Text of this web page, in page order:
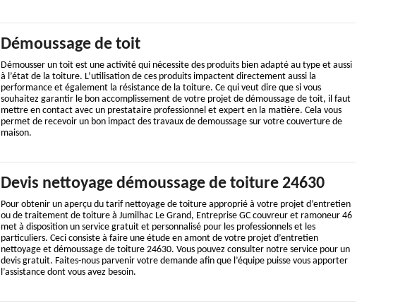
Démoussage de toit
Démousser un toit est une activité qui nécessite des produits bien adapté au type et aussi
à l’état de la toiture. L’utilisation de ces produits impactent directement aussi la
performance et également la résistance de la toiture. Ce qui veut dire que si vous
souhaitez garantir le bon accomplissement de votre projet de démoussage de toit, il faut
mettre en contact avec un prestataire professionnel et expert en la matière. Cela vous
permet de recevoir un bon impact des travaux de demoussage sur votre couverture de
maison.
Devis nettoyage démoussage de toiture 24630
Pour obtenir un aperçu du tarif nettoyage de toiture approprié à votre projet d’entretien
ou de traitement de toiture à Jumilhac Le Grand, Entreprise GC couvreur et ramoneur 46
met à disposition un service gratuit et personnalisé pour les professionnels et les
particuliers. Ceci consiste à faire une étude en amont de votre projet d’entretien
nettoyage et démoussage de toiture 24630. Vous pouvez consulter notre service pour un
devis gratuit. Faites-nous parvenir votre demande afin que l’équipe puisse vous apporter
l’assistance dont vous avez besoin.